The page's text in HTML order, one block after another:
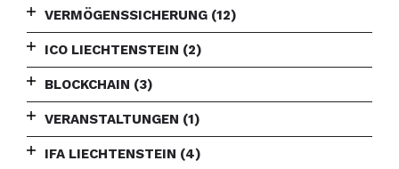
VERMÖGENSSICHERUNG (12)
ICO LIECHTENSTEIN (2)
BLOCKCHAIN (3)
VERANSTALTUNGEN (1)
IFA LIECHTENSTEIN (4)